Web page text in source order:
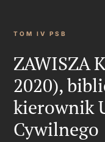
TOM IV PSB
ZAWISZA
2020),
kierownik
Cywilnego